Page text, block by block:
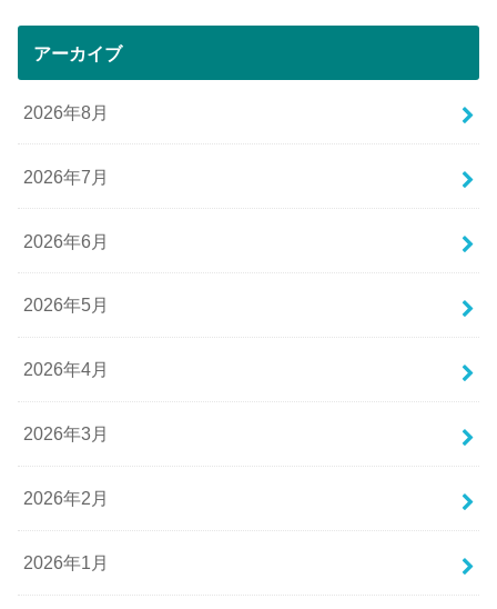
アーカイブ
2026年8月
2026年7月
2026年6月
2026年5月
2026年4月
2026年3月
2026年2月
2026年1月